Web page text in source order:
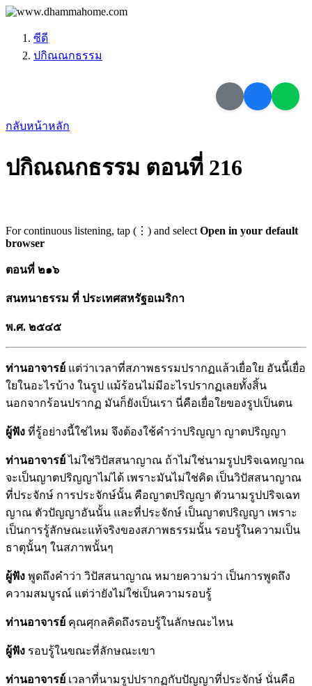
ซีดี
ปกิณณกธรรม
กลับหน้าหลัก
ปกิณณกธรรม ตอนที่ 216
For continuous listening, tap (⋮) and select Open in your default
browser
ตอนที่ ๒๑๖
สนทนาธรรม ที่ ประเทศสหรัฐอเมริกา
พ.ศ. ๒๕๔๕
ท่านอาจารย์ แต่ว่าเวลาที่สภาพธรรมปรากฏแล้วเยื่อใย อันนี้เยื่อ
ใยในอะไรบ้าง ในรูป แม้ร้อนไม่มีอะไรปรากฏเลยทั้งสิ้น
นอกจากร้อนปรากฏ มันก็ยังเป็นเรา นี่คือเยื่อใยของรูปเป็นตน
ผู้ฟัง ที่รู้อย่างนี้ใช่ไหม จึงต้องใช้คำว่าปริญญา ญาตปริญญา
ท่านอาจารย์ไม่ใช่วิปัสสนาญาณ ถ้าไม่ใช่นามรูปปริจเฉทญาณ
จะเป็นญาตปริญญาไม่ได้ เพราะมันไม่ใช่คิด เป็นวิปัสสนาญาณ
ที่ประจักษ์ การประจักษ์นั้น คือญาตปริญญา ตัวนามรูปปริจเฉท
ญาณ ตัวปัญญาอันนั้น และที่ประจักษ์ เป็นญาตปริญญา เพราะ
เป็นการรู้ลักษณะแท้จริงของสภาพธรรมนั้น รอบรู้ในความเป็น
ธาตุนั้นๆ ในสภาพนั้นๆ
ผู้ฟัง พูดถึงคำว่า วิปัสสนาญาณ หมายความว่า เป็นการพูดถึง
ความสมบูรณ์ แต่ว่ายังไม่ใช่เป็นความรอบรู้
ท่านอาจารย์ คุณศุกลคิดถึงรอบรู้ในลักษณะไหน
ผู้ฟัง รอบรู้ในขณะที่ลักษณะเขา
ท่านอาจารย์ เวลาที่นามรูปปรากฏกับปัญญาที่ประจักษ์ นั่นคือ